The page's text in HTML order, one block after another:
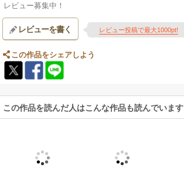
レビュー募集中！
レビューを書く レビュー投稿で最大1000pt!
この作品をシェアしよう
この作品を読んだ人はこんな作品も読んでいます